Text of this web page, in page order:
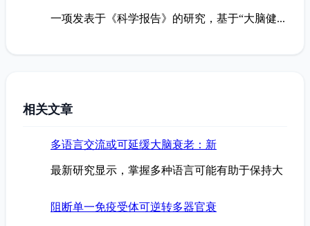
一项发表于《科学报告》的研究，基于“大脑健...
相关文章
多语言交流或可延缓大脑衰老：新
最新研究显示，掌握多种语言可能有助于保持大
阻断单一免疫受体可逆转多器官衰